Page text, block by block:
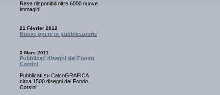
Rese disponibili oltre 6000 nuove
immagini
21 Février 2012
Nuove opere in pubblicazione
3 Mars 2011
Pubblicati disegni del Fondo
Corsini
Pubblicati su CalcoGRAFICA
circa 1500 disegni del Fondo
Corsini